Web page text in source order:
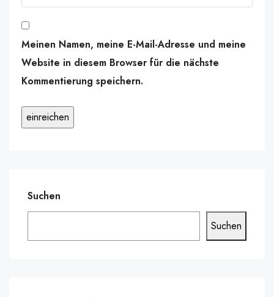
Meinen Namen, meine E-Mail-Adresse und meine
Website in diesem Browser für die nächste
Kommentierung speichern.
Suchen
Suchen